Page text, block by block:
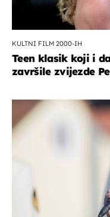
KULTNI FILM 2000-IH
Teen klasik koji i
završile zvijezde